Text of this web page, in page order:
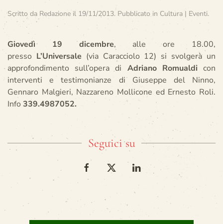
Scritto da Redazione il 19/11/2013. Pubblicato in Cultura | Eventi.
Giovedì 19 dicembre, alle ore 18.00,
presso L’Universale (via Caracciolo 12) si svolgerà un
approfondimento sull’opera di Adriano Romualdicon
interventi e testimonianze di Giuseppe del Ninno,
Gennaro Malgieri, Nazzareno Mollicone ed Ernesto Roli.
Info 339.4987052.
Seguici su